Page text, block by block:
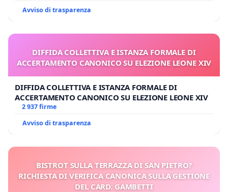
Avviso di trasparenza
DIFFIDA COLLETTIVA E ISTANZA FORMALE DI
ACCERTAMENTO CANONICO SU ELEZIONE LEONE XIV
DIFFIDA COLLETTIVA E ISTANZA FORMALE DI
ACCERTAMENTO CANONICO SU ELEZIONE LEONE XIV
2 937 firme
Avviso di trasparenza
BISTROT SULLA TERRAZZA DI SAN PIETRO?
RICHIESTA DI VERIFICA CANONICA SULLA GESTIONE
DEL CARD. GAMBETTI